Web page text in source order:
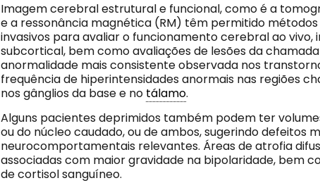
Imagem cerebral estrutural e funcional, como é a
e a ressonância magnética (RM) têm permitido métodos
invasivos para avaliar o funcionamento cerebral ao
subcortical, bem como avaliações de lesões da
anormalidade mais consistente observada nos
frequência de hiperintensidades anormais nas regiões
nos gânglios da base e no tálamo.
Alguns pacientes deprimidos também podem ter
ou do núcleo caudado, ou de ambos, sugerindo defeitos
neurocomportamentais relevantes. Áreas de atrofia
associadas com maior gravidade na bipolaridade, bem
de cortisol sanguíneo.